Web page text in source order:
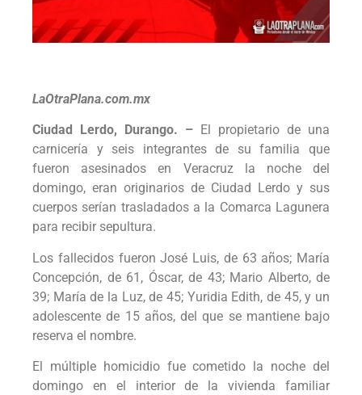
LaOtraPlana.com.mx
Ciudad Lerdo, Durango. – El propietario de una
carnicería y seis integrantes de su familia que
fueron asesinados en Veracruz la noche del
domingo, eran originarios de Ciudad Lerdo y sus
cuerpos serían trasladados a la Comarca Lagunera
para recibir sepultura.
Los fallecidos fueron José Luis, de 63 años; María
Concepción, de 61, Óscar, de 43; Mario Alberto, de
39; María de la Luz, de 45; Yuridia Edith, de 45, y un
adolescente de 15 años, del que se mantiene bajo
reserva el nombre.
El múltiple homicidio fue cometido la noche del
domingo en el interior de la vivienda familiar